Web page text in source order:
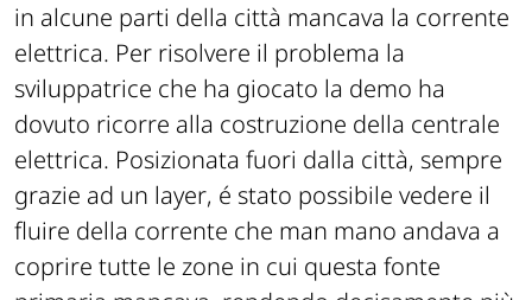
in alcune parti della città mancava la corrente
elettrica. Per risolvere il problema la
sviluppatrice che ha giocato la demo ha
dovuto ricorre alla costruzione della centrale
elettrica. Posizionata fuori dalla città, sempre
grazie ad un layer, é stato possibile vedere il
fluire della corrente che man mano andava a
coprire tutte le zone in cui questa fonte